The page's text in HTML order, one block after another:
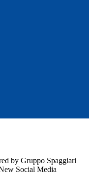
by Gruppo Spaggiari
Social Media